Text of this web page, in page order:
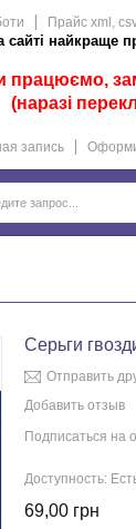
Прайс xml,
сайті найкраще
працюємо,
(наразі
запись
Серьги
Отправить
Добавить отзыв
Подписаться на
Доступность:
69,00 грн